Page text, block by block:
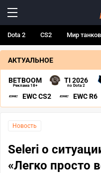
Dota 2 CS2 Мир танков
АКТУАЛЬНОЕ
BETBOOM
Реклама 18+
TI 2026
по Dota 2
EWC CS2 EWC R6
Новость
Seleri о
«Легко просто